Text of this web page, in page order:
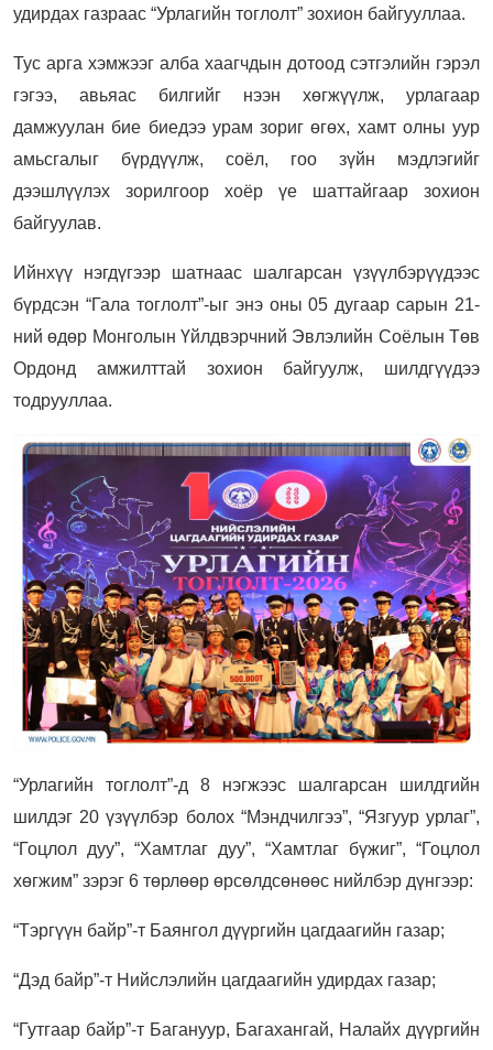
удирдах газраас “Урлагийн тоглолт” зохион байгууллаа.
Тус арга хэмжээг алба хаагчдын дотоод сэтгэлийн гэрэл
гэгээ, авьяас билгийг нээн хөгжүүлж, урлагаар
дамжуулан бие биедээ урам зориг өгөх, хамт олны уур
амьсгалыг бүрдүүлж, соёл, гоо зүйн мэдлэгийг
дээшлүүлэх зорилгоор хоёр үе шаттайгаар зохион
байгуулав.
Ийнхүү нэгдүгээр шатнаас шалгарсан үзүүлбэрүүдээс
бүрдсэн “Гала тоглолт”-ыг энэ оны 05 дугаар сарын 21-
ний өдөр Монголын Үйлдвэрчний Эвлэлийн Соёлын Төв
Ордонд амжилттай зохион байгуулж, шилдгүүдээ
тодрууллаа.
“Урлагийн тоглолт”-д 8 нэгжээс шалгарсан шилдгийн
шилдэг 20 үзүүлбэр болох “Мэндчилгээ”, “Язгуур урлаг”,
“Гоцлол дуу”, “Хамтлаг дуу”, “Хамтлаг бүжиг”, “Гоцлол
хөгжим” зэрэг 6 төрлөөр өрсөлдсөнөөс нийлбэр дүнгээр:
“Тэргүүн байр”-т Баянгол дүүргийн цагдаагийн газар;
“Дэд байр”-т Нийслэлийн цагдаагийн удирдах газар;
“Гутгаар байр”-т Багануур, Багахангай, Налайх дүүргийн